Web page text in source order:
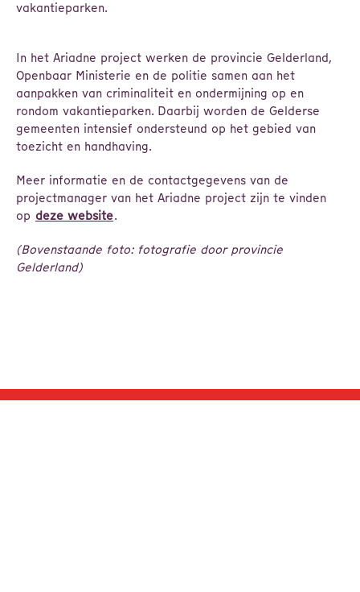
vakantieparken.
In het Ariadne project werken de provincie Gelderland,
Openbaar Ministerie en de politie samen aan het
aanpakken van criminaliteit en ondermijning op en
rondom vakantieparken. Daarbij worden de Gelderse
gemeenten intensief ondersteund op het gebied van
toezicht en handhaving.
Meer informatie en de contactgegevens van de
projectmanager van het Ariadne project zijn te vinden
op deze website.
(Bovenstaande foto: fotografie door provincie
Gelderland)